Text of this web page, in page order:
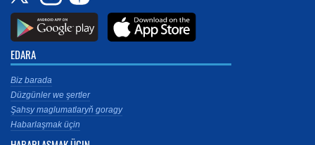
EDARA
Biz barada
Düzgünler we şertler
Şahsy maglumatlaryň goragy
Habarlaşmak üçin